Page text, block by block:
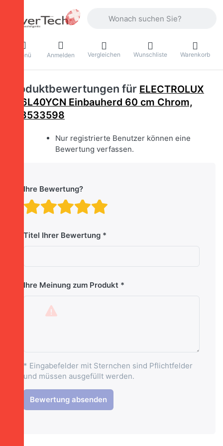
Menü Anmelden Vergleichen Wunschliste Warenkorb
Produktbewertungen für ELECTROLUX
EH6L40YCN Einbauherd 60 cm Chrom,
948533598
Nur registrierte Benutzer können eine
Bewertung verfassen.
Ihre Bewertung?
Bewertung: 4 von
Bewertung: 3 von 5
Bewertung: 2 von 5
Bewertung: 1 von 5
Titel Ihrer Bewertung
Ihre Meinung zum Produkt
* Eingabefelder mit Sternchen sind Pflichtfelder
und müssen ausgefüllt werden.
Bewertung absenden